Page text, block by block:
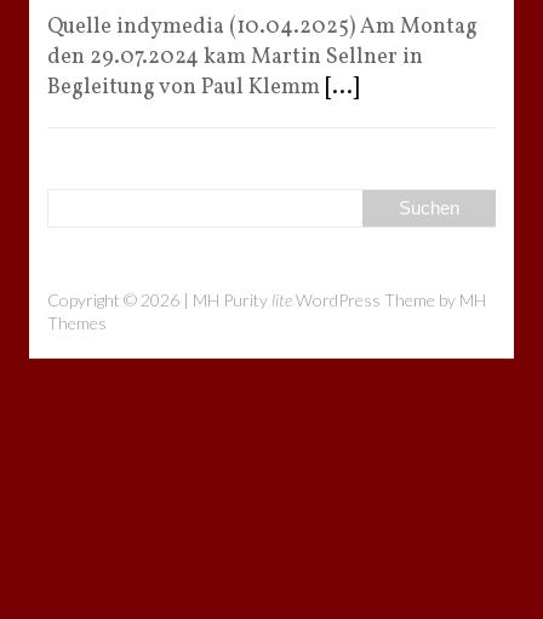
Quelle indymedia (10.04.2025) Am Montag
den 29.07.2024 kam Martin Sellner in
Begleitung von Paul Klemm [...]
Copyright © 2026 | MH Purity liteWordPress Theme by MH
Themes